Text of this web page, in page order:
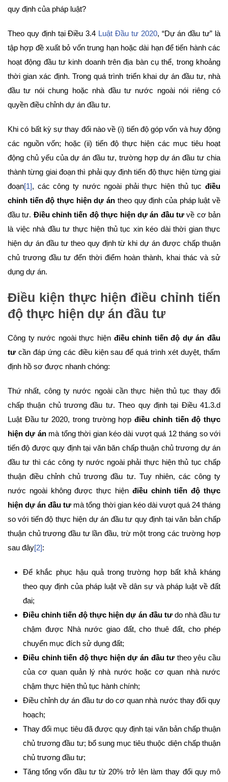
quy định của pháp luật?
Theo quy định tại Điều 3.4 Luật Đầu tư 2020, “Dự án đầu tư” là
tập hợp đề xuất bỏ vốn trung hạn hoặc dài hạn để tiến hành các
hoạt động đầu tư kinh doanh trên địa bàn cụ thể, trong khoảng
thời gian xác định. Trong quá trình triển khai dự án đầu tư, nhà
đầu tư nói chung hoặc nhà đầu tư nước ngoài nói riêng có
quyền điều chỉnh dự án đầu tư.
Khi có bất kỳ sự thay đổi nào về (i) tiến độ góp vốn và huy động
các nguồn vốn; hoặc (ii) tiến độ thực hiện các mục tiêu hoạt
động chủ yếu của dự án đầu tư, trường hợp dự án đầu tư chia
thành từng giai đoạn thì phải quy định tiến độ thực hiện từng giai
đoạn[1], các công ty nước ngoài phải thực hiện thủ tục điều
chỉnh tiến độ thực hiện dự án theo quy định của pháp luật về
đầu tư. Điều chỉnh tiến độ thực hiện dự án đầu tưvề cơ bản
là việc nhà đầu tư thực hiện thủ tục xin kéo dài thời gian thực
hiện dự án đầu tư theo quy định từ khi dự án được chấp thuận
chủ trương đầu tư đến thời điểm hoàn thành, khai thác và sử
dụng dự án.
Điều kiện thực hiện điều chỉnh tiến
độ thực hiện dự án đầu tư
Công ty nước ngoài thực hiện điều chỉnh tiến độ dự án đầu
tư cần đáp ứng các điều kiện sau để quá trình xét duyệt, thẩm
định hồ sơ được nhanh chóng:
Thứ nhất, công ty nước ngoài cần thực hiện thủ tục thay đổi
chấp thuận chủ trương đầu tư. Theo quy định tại Điều 41.3.d
Luật Đầu tư 2020, trong trường hợpđiều chỉnh tiến độ thực
hiện dự ánmà tổng thời gian kéo dài vượt quá 12 tháng so với
tiến độ được quy định tại văn băn chấp thuận chủ trương dự án
đầu tư thì các công ty nước ngoài phải thực hiện thủ tục chấp
thuận điều chỉnh chủ trương đầu tư. Tuy nhiên, các công ty
nước ngoài không được thực hiện điều chỉnh tiến độ thực
hiện dự án đầu tư mà tổng thời gian kéo dài vượt quá 24 tháng
so với tiến độ thực hiện dự án đầu tư quy định tại văn bản chấp
thuận chủ trương đầu tư lần đầu, trừ một trong các trường hợp
sau đây[2]:
Để khắc phục hậu quả trong trường hợp bất khả kháng
theo quy định của pháp luật về dân sự và pháp luật về đất
đai;
Điều chỉnh tiến độ thực hiện dự án đầu tưdo nhà đầu tư
chậm được Nhà nước giao đất, cho thuê đất, cho phép
chuyển mục đích sử dụng đất;
Điều chỉnh tiến độ thực hiện dự án đầu tư theo yêu cầu
của cơ quan quản lý nhà nước hoặc cơ quan nhà nước
chậm thực hiện thủ tục hành chính;
Điều chỉnh dự án đầu tư do cơ quan nhà nước thay đổi quy
hoạch;
Thay đổi mục tiêu đã được quy định tại văn bản chấp thuận
chủ trương đầu tư; bổ sung mục tiêu thuộc diện chấp thuận
chủ trương đầu tư;
Tăng tổng vốn đầu tư từ 20% trở lên làm thay đổi quy mô